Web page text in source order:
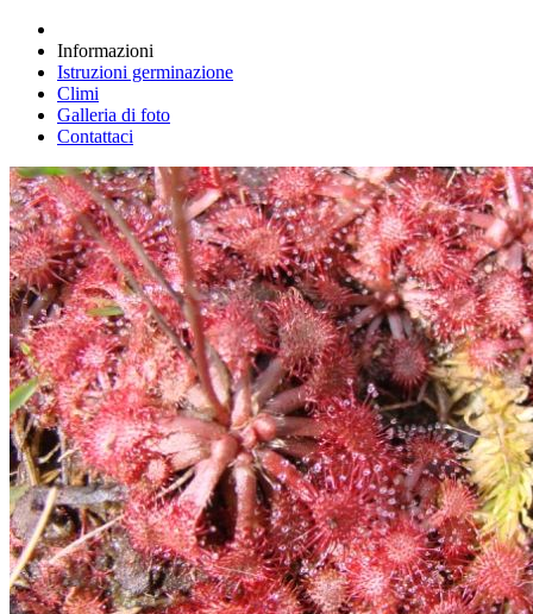
Informazioni
Istruzioni germinazione
Climi
Galleria di foto
Contattaci